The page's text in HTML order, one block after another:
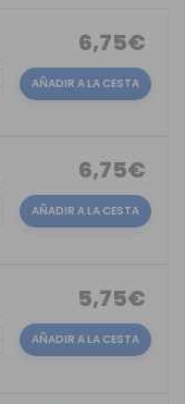
6,75€
AÑADIR A LA CESTA
6,75€
AÑADIR A LA CESTA
5,75€
AÑADIR A LA CESTA